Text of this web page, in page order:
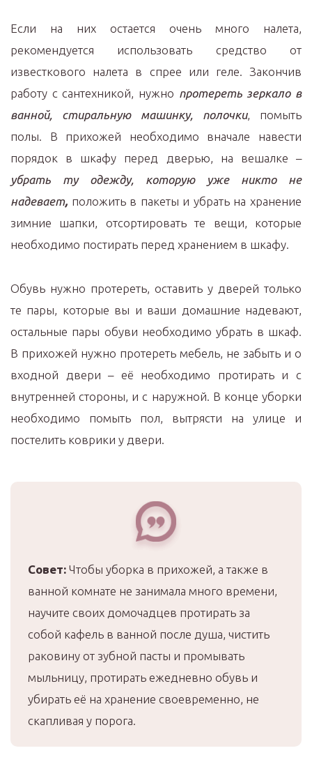
Если на них остается очень много налета,
рекомендуется использовать средство от
известкового налета в спрее или геле. Закончив
работу с сантехникой, нужно протереть зеркало в
ванной, стиральную машинку, полочки, помыть
полы. В прихожей необходимо вначале навести
порядок в шкафу перед дверью, на вешалке –
убрать ту одежду, которую уже никто не
надевает, положить в пакеты и убрать на хранение
зимние шапки, отсортировать те вещи, которые
необходимо постирать перед хранением в шкафу.
Обувь нужно протереть, оставить у дверей только
те пары, которые вы и ваши домашние надевают,
остальные пары обуви необходимо убрать в шкаф.
В прихожей нужно протереть мебель, не забыть и о
входной двери – её необходимо протирать и с
внутренней стороны, и с наружной. В конце уборки
необходимо помыть пол, вытрясти на улице и
постелить коврики у двери.
Совет: Чтобы уборка в прихожей, а также в
ванной комнате не занимала много времени,
научите своих домочадцев протирать за
собой кафель в ванной после душа, чистить
раковину от зубной пасты и промывать
мыльницу, протирать ежедневно обувь и
убирать её на хранение своевременно, не
скапливая у порога.